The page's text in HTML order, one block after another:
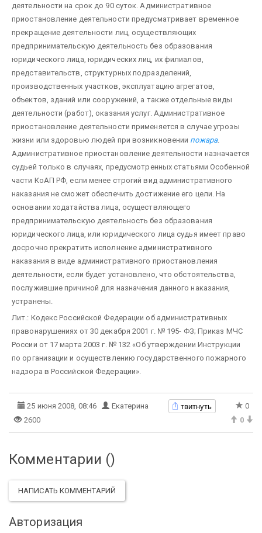
деятельности на срок до 90 суток. Административное
приостановление деятельности предусматривает временное
прекращение деятельности лиц, осуществляющих
предпринимательскую деятельность без образования
юридического лица, юридических лиц, их филиалов,
представительств, структурных подразделений,
производственных участков, эксплуатацию агрегатов,
объектов, зданий или сооружений, а также отдельные виды
деятельности (работ), оказания услуг. Административное
приостановление деятельности применяется в случае угрозы
жизни или здоровью людей при возникновении пожара.
Административное приостановление деятельности назначается
судьей только в случаях, предусмотренных статьями Особенной
части КоАП РФ, если менее строгий вид административного
наказания не сможет обеспечить достижение его цели. На
основании ходатайства лица, осуществляющего
предпринимательскую деятельность без образования
юридического лица, или юридического лица судья имеет право
досрочно прекратить исполнение административного
наказания в виде административного приостановления
деятельности, если будет установлено, что обстоятельства,
послужившие причиной для назначения данного наказания,
устранены.
Лит.: Кодекс Российской Федерации об административных
правонарушениях от 30 декабря 2001 г. № 195- ФЗ; Приказ МЧС
России от 17 марта 2003 г. № 132 «Об утверждении Инструкции
по организации и осуществлению государственного пожарного
надзора в Российской Федерации».
25 июня 2008, 08:46 Екатерина твитнуть
0
2600
0
Комментарии ()
НАПИСАТЬ КОММЕНТАРИЙ
Авторизация